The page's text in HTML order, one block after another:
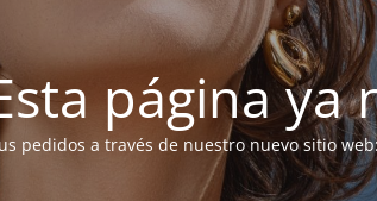
página
pedidos a través de nuestro nuevo sitio